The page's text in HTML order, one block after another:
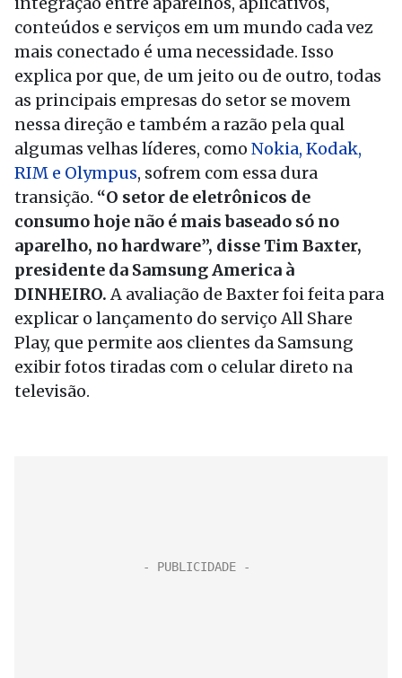
conteúdos e serviços em um mundo cada vez
mais conectado é uma necessidade. Isso
explica por que, de um jeito ou de outro, todas
as principais empresas do setor se movem
nessa direção e também a razão pela qual
algumas velhas líderes, como Nokia, Kodak,
RIM e Olympus, sofrem com essa dura
transição. “O setor de eletrônicos de
consumo hoje não é mais baseado só no
aparelho, no hardware”, disse Tim Baxter,
presidente da Samsung America à
DINHEIRO.A avaliação de Baxter foi feita para
explicar o lançamento do serviço All Share
Play, que permite aos clientes da Samsung
exibir fotos tiradas com o celular direto na
televisão.